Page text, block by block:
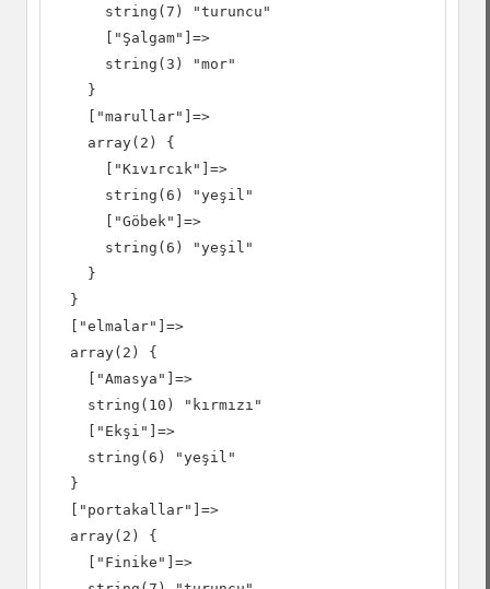
      string(7) "turuncu"
      ["Şalgam"]=>
      string(3) "mor"
    }
    ["marullar"]=>
    array(2) {
      ["Kıvırcık"]=>
      string(6) "yeşil"
      ["Göbek"]=>
      string(6) "yeşil"
    }
  }
  ["elmalar"]=>
  array(2) {
    ["Amasya"]=>
    string(10) "kırmızı"
    ["Ekşi"]=>
    string(6) "yeşil"
  }
  ["portakallar"]=>
  array(2) {
    ["Finike"]=>